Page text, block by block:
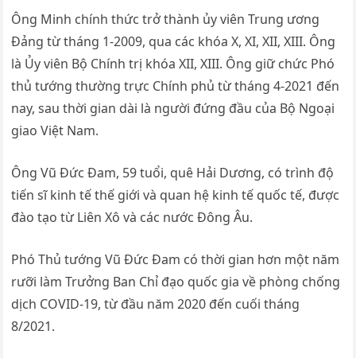
Ông Minh chính thức trở thành ủy viên Trung ương
Đảng từ tháng 1-2009, qua các khóa X, XI, XII, XIII. Ông
là Ủy viên Bộ Chính trị khóa XII, XIII. Ông giữ chức Phó
thủ tướng thường trực Chính phủ từ tháng 4-2021 đến
nay, sau thời gian dài là người đứng đầu của Bộ Ngoại
giao Việt Nam.
Ông Vũ Đức Đam, 59 tuổi, quê Hải Dương, có trình độ
tiến sĩ kinh tế thế giới và quan hệ kinh tế quốc tế, được
đào tạo từ Liên Xô và các nước Đông Âu.
Phó Thủ tướng Vũ Đức Đam có thời gian hơn một năm
rưỡi làm Trưởng Ban Chỉ đạo quốc gia về phòng chống
dịch COVID-19, từ đầu năm 2020 đến cuối tháng
8/2021.